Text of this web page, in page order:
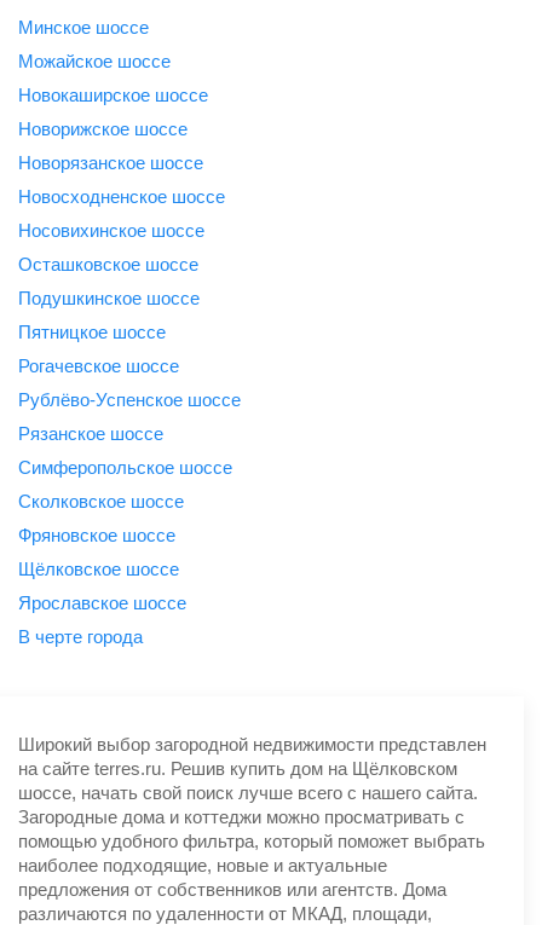
Минское шоссе
Можайское шоссе
Новокаширское шоссе
Новорижское шоссе
Новорязанское шоссе
Новосходненское шоссе
Носовихинское шоссе
Осташковское шоссе
Подушкинское шоссе
Пятницкое шоссе
Рогачевское шоссе
Рублёво-Успенское шоссе
Рязанское шоссе
Симферопольское шоссе
Сколковское шоссе
Фряновское шоссе
Щёлковское шоссе
Ярославское шоссе
B черте города
Широкий выбор загородной недвижимости представлен
на сайте terres.ru. Решив купить дом на Щёлковском
шоссе, начать свой поиск лучше всего с нашего сайта.
Загородные дома и коттеджи можно просматривать с
помощью удобного фильтра, который поможет выбрать
наиболее подходящие, новые и актуальные
предложения от собственников или агентств. Дома
различаются по удаленности от МКАД, площади,